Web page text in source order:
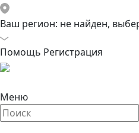
Ваш регион: не найден,
Помощь Регистрация
Меню